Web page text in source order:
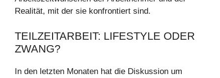
Realität, mit der sie konfrontiert sind.
TEILZEITARBEIT: LIFESTYLE ODER
ZWANG?
In den letzten Monaten hat die Diskussion um